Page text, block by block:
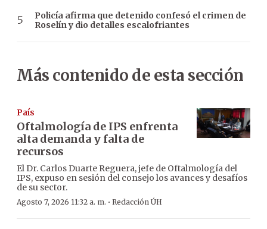
Policía afirma que detenido confesó el crimen de
Roselín y dio detalles escalofriantes
Más contenido de esta sección
País
Oftalmología de IPS enfrenta
alta demanda y falta de
recursos
El Dr. Carlos Duarte Reguera, jefe de Oftalmología del
IPS, expuso en sesión del consejo los avances y desafíos
de su sector.
Agosto 7, 2026 11:32 a. m. · Redacción ÚH